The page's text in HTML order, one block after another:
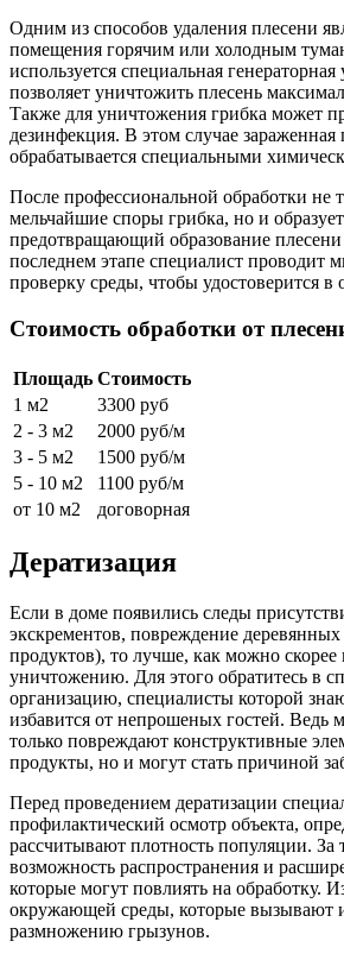
Одним из способов удаления плесени
помещения горячим или холодным
используется специальная генераторная
позволяет уничтожить плесень
Также для уничтожения грибка может
дезинфекция. В этом случае зараженная
обрабатывается специальными
После профессиональной обработки не
мельчайшие споры грибка, но и
предотвращающий образование
последнем этапе специалист проводит
проверку среды, чтобы удостоверится в
Стоимость обработки от
Площадь Стоимость
1 м2
3300 руб
2 - 3 м2
2000 руб/м
3 - 5 м2
1500 руб/м
5 - 10 м2
1100 руб/м
от 10 м2
договорная
Дератизация
Если в доме появились следы
экскрементов, повреждение
продуктов), то лучше, как можно
уничтожению. Для этого обратитесь в
организацию, специалисты которой
избавится от непрошеных гостей.
только повреждают конструктивные
продукты, но и могут стать причиной
Перед проведением дератизации
профилактический осмотр объекта,
рассчитывают плотность популяции. За
возможность распространения и
которые могут повлиять на обработку.
окружающей среды, которые вызывают
размножению грызунов.